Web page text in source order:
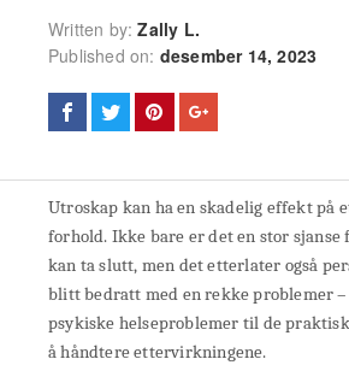
Written by:Zally L.
Published on: desember 14, 2023
Utroskap kan ha en skadelig effekt på
forhold. Ikke bare er det en stor
kan ta slutt, men det etterlater også
blitt bedratt med en rekke problemer
psykiske helseproblemer til de
å håndtere ettervirkningene.